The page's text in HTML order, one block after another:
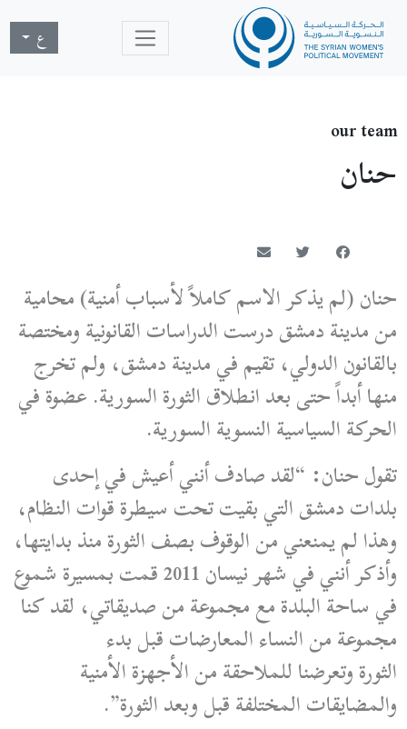
ع
our team
حنان
حنان (لم يذكر الاسم كاملاً لأسباب أمنية) محامية
من مدينة دمشق درست الدراسات القانونية ومختصة
بالقانون الدولي، تقيم في مدينة دمشق، ولم تخرج
منها أبداً حتى بعد انطلاق الثورة السورية. عضوة في
الحركة السياسية النسوية السورية.
تقول حنان: “لقد صادف أنني أعيش في إحدى
بلدات دمشق التي بقيت تحت سيطرة قوات النظام،
وهذا لم يمنعني من الوقوف بصف الثورة منذ بدايتها،
وأذكر أنني في شهر نيسان 2011 قمت بمسيرة شموع
في ساحة البلدة مع مجموعة من صديقاتي، لقد كنا
مجموعة من النساء المعارضات قبل بدء
الثورة وتعرضنا للملاحقة من الأجهزة الأمنية
والمضايقات المختلفة قبل وبعد الثورة”.